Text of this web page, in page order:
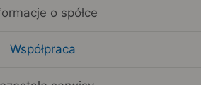
o spółce
Współpraca